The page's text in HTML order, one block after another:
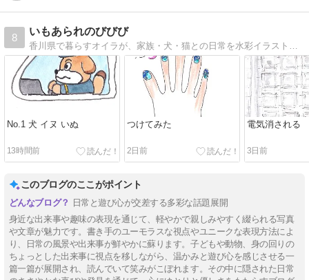
8
いもあられのびびび
No.1 犬 イヌ いぬ
13時間前
つけてみた
2日前
電気消される
3日前
このブログのここがポイント
日常と遊び心が交差する多彩な話題展開
身近な出来事や趣味の表現を通じて、軽やかで親しみやすく綴られる写真
や文章が魅力です。書き手のユーモラスな視点やユニークな表現方法によ
り、日常の風景や出来事が鮮やかに蘇ります。子どもや動物、身の回りの
ちょっとした出来事に視点を移しながら、温かみと遊び心を感じさせる一
篇一篇が展開され、読んでいて笑みがこぼれます。その中に隠された日常